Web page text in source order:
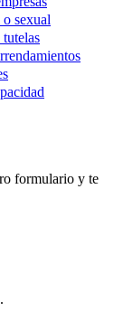
sexual
formulario y te